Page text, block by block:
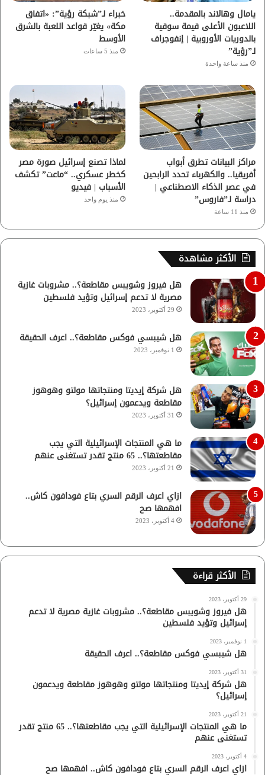
ا
م
يامال وهالاند بالمقدمة..
اللاعبون الأعلى قيمة سوقية
بالدوريات الأوروبية | إنفوجراف
لـ”رؤية”
منذ ساعة واحدة
خبراء لـ”شبكة رؤية”: «اتفاق
مكة» يغيّر قواعد اللعبة بالشرق
الأوسط
منذ 5 ساعات
مراكز البيانات تطرق أبواب
أفريقيا.. والكهرباء تحدد الرابحين
في عصر الذكاء الاصطناعي |
دراسة لـ”فاروس”
منذ 11 ساعة
لماذا تصنع إسرائيل صورة مصر
كخطر عسكري.. “ماعت” تكشف
الأسباب | فيديو
منذ يوم واحد
الأكثر مشاهدة
هل فيروز وشويبس مقاطعة؟.. مشروبات غازية
مصرية لا تدعم إسرائيل وتؤيد فلسطين
29 أكتوبر، 2023
هل شيبسي فوكس مقاطعة؟.. اعرف الحقيقة
1 نوفمبر، 2023
هل شركة إيديتا ومنتجاتها مولتو وهوهوز
مقاطعة ويدعمون إسرائيل؟
31 أكتوبر، 2023
ما هي المنتجات الإسرائيلية التي يجب
مقاطعتها؟.. 65 منتج تقدر تستغنى عنهم
21 أكتوبر، 2023
ازاي اعرف الرقم السري بتاع فودافون كاش..
افهمها صح
4 أكتوبر، 2023
الأكثر قراءة
29 أكتوبر، 2023
هل فيروز وشويبس مقاطعة؟.. مشروبات غازية مصرية لا تدعم
إسرائيل وتؤيد فلسطين
1 نوفمبر، 2023
هل شيبسي فوكس مقاطعة؟.. اعرف الحقيقة
31 أكتوبر، 2023
هل شركة إيديتا ومنتجاتها مولتو وهوهوز مقاطعة ويدعمون
إسرائيل؟
21 أكتوبر، 2023
ما هي المنتجات الإسرائيلية التي يجب مقاطعتها؟.. 65 منتج تقدر
تستغنى عنهم
4 أكتوبر، 2023
ازاي اعرف الرقم السري بتاع فودافون كاش.. افهمها صح